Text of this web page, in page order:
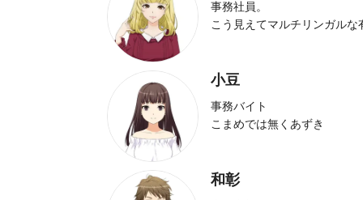
事務社員。
こう見えてマルチリンガルな
小豆
事務バイト
こまめでは無くあずき
和彰